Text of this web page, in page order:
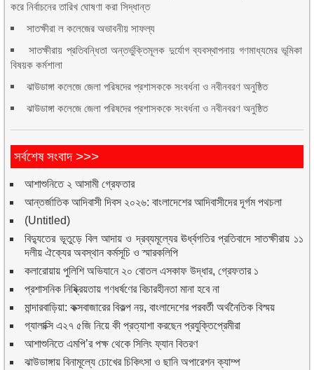
করে নির্বাচনের তারিখ ঘোষণা করা সিদ্ধান্ত
সাতক্ষীরা ল কলেজের অভাবনীয় সাফল্য
সাতক্ষীরায় প্রতিবন্ধিতা অন্তর্ভুক্তিমূলক দুর্যোগ ব্যবস্থাপনায় গণমাধ্যমের ভূমিকা
বিষয়ক কর্মশালা
ঝাউডাঙ্গা কলেজে জেলা পরিষদের প্রশাসককে সংবর্ধনা ও নবীনবরণ অনুষ্ঠিত
ঝাউডাঙ্গা কলেজে জেলা পরিষদের প্রশাসককে সংবর্ধনা ও নবীনবরণ অনুষ্ঠিত
সর্বশেষ সংবাদ >>>
আশাশুনিতে ২ আসামী গ্রেফতার
আন্তর্জাতিক আদিবাসী দিবস ২০২৬: বাংলাদেশের আদিবাসীদের দূর্গম পথচলা
(Untitled)
বিদ্যুতের ভূতুড়ে বিল আদায় ও দ্রব্যমূল্যের ঊর্ধ্বগতির প্রতিবাদে সাতক্ষীরায় ১১
দলীয় ঐক্যের অবস্থান কর্মসূচি ও স্মারকলিপি
কলারোয়ায় পুলিশি অভিযানে ২০ বোতল এসকাফ উদ্ধার, গ্রেফতার ১
প্রশাসনিক নিষ্ক্রিয়তায় গণধর্ষণের বিচারহীনতা মানা হবে না
মান্দারবাড়িয়া: কক্সবাজারের বিকল্প নয়, বাংলাদেশের পরবর্তী অর্থনৈতিক বিস্ময়
গ্যালাক্সি এ২৭ ৫জি নিয়ে কী প্রত্যাশা করছেন প্রযুক্তিপ্রেমীরা
আশাশুনিতে এমপি’র পক্ষ থেকে সিলিং ফ্যান বিতরণ
ঝাউডাঙ্গায় বিনামূল্যে চোখের চিকিৎসা ও ছানি অপারেশন ক্যাম্প